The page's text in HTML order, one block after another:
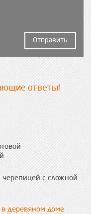
с сложной
деревяном доме
Отправить
ответы!